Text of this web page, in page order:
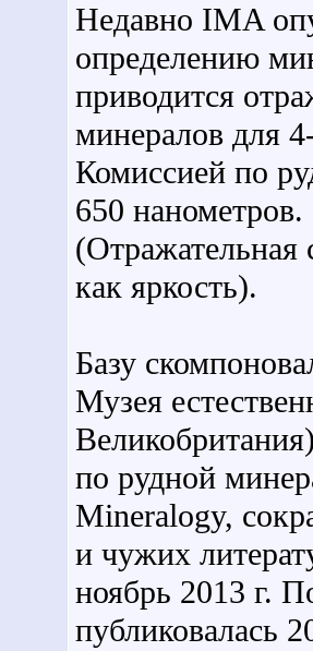
Недавно IMA
определению
приводится
минералов для
Комиссией по
650 нанометров.
(Отражательная
как яркость).
Базу
Музея
по рудной
Mineralogy,
и чужих
ноябрь 2013 г.
публиковалась